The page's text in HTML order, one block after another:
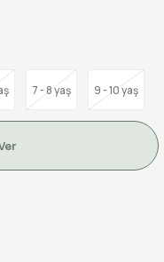
7 - 8 yaş 9 - 10 yaş